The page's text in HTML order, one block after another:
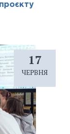
17
ЧЕРВНЯ